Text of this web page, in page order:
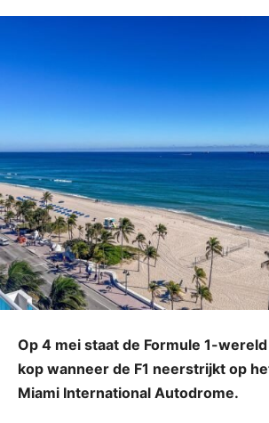
Op 4 mei staat de Formule 1-
kop wanneer de F1 neerstrijkt op
Miami International Autodrome.